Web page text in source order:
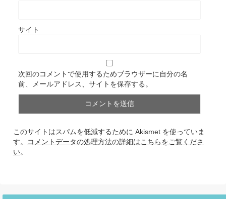
サイト
次回のコメントで使用するためブラウザーに自分の名
前、メールアドレス、サイトを保存する。
このサイトはスパムを低減するために Akismet を使っていま
す。
コメントデータの処理方法の詳細はこちらをご覧くださ
い。